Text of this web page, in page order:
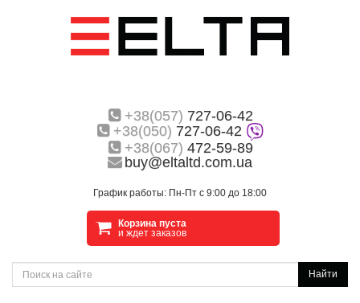
+38(057) 727-06-42
+38(050) 727-06-42
+38(067) 472-59-89
buy@eltaltd.com.ua
График работы: Пн-Пт с 9:00 до 18:00
Корзина пуста
и ждет заказов
Найти